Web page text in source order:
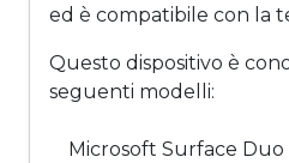
ed è compatibile con la
Questo dispositivo è
seguenti modelli:
Microsoft Surface